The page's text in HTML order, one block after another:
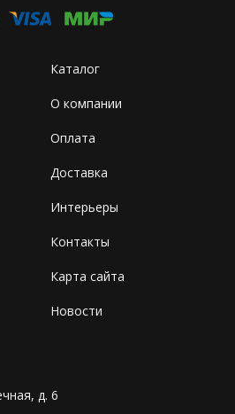
Каталог
О компании
Оплата
Доставка
Интерьеры
Контакты
Карта сайта
Новости
д. 6